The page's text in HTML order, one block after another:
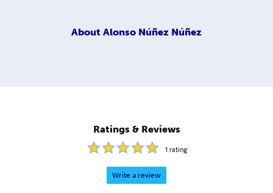
About Alonso Núñez Núñez
Ratings & Reviews
1 rating
Write a review